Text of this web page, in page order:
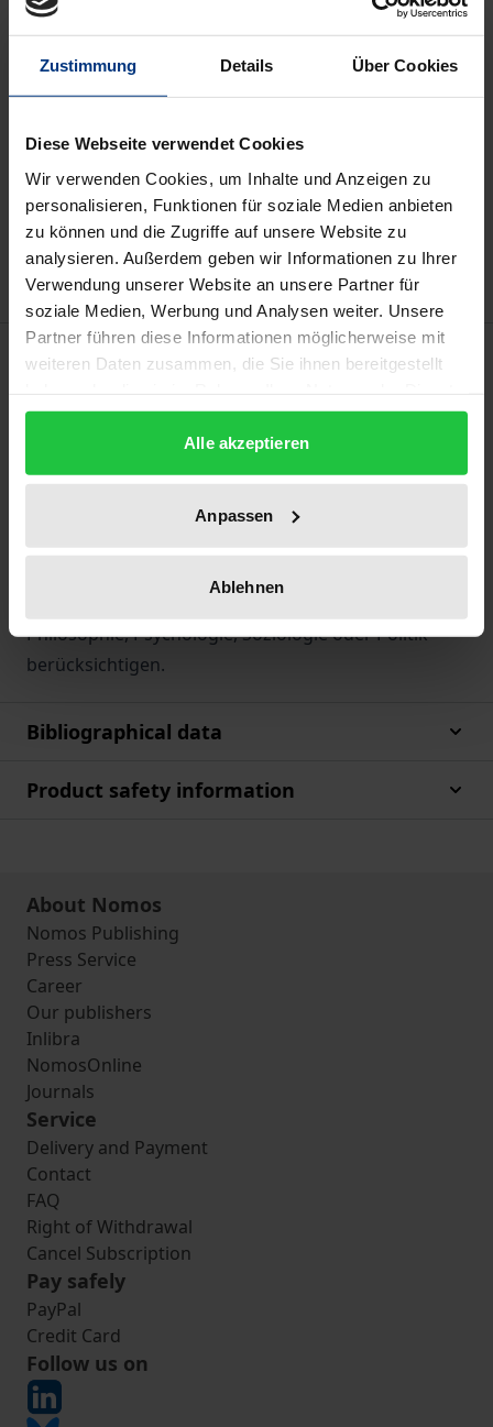
Zustimmung Details Über Cookies
Diese Webseite verwendet Cookies
Wir verwenden Cookies, um Inhalte und Anzeigen zu
personalisieren, Funktionen für soziale Medien anbieten
zu können und die Zugriffe auf unsere Website zu
analysieren. Außerdem geben wir Informationen zu Ihrer
Verwendung unserer Website an unsere Partner für
soziale Medien, Werbung und Analysen weiter. Unsere
Partner führen diese Informationen möglicherweise mit
weiteren Daten zusammen, die Sie ihnen bereitgestellt
gesammelt haben.
Alle akzeptieren
Anpassen
Ablehnen
Book
€33.00
Add to Cart
Add to Wish List
Delivery cost notice
Description
Die Reformpädagogischen Bewegungen (1890-1933)
gelten als die umfassendsten
Erneuerungsbestrebungen in der Geschichte der
Pädagogik. Wegen des umfassenden Anspruches
Philosophie, Psychologie, Soziologie oder Politik
berücksichtigen.
Bibliographical data
Product safety information
About Nomos
Nomos Publishing
Press Service
Career
Our publishers
Inlibra
NomosOnline
Journals
Service
Delivery and Payment
Contact
FAQ
Right of Withdrawal
Cancel Subscription
Pay safely
PayPal
Credit Card
Follow us on